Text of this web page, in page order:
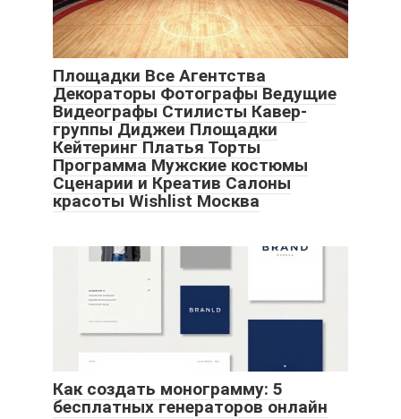
Площадки Все Агентства
Декораторы Фотографы Ведущие
Видеографы Стилисты Кавер-
группы Диджеи Площадки
Кейтеринг Платья Торты
Программа Мужские костюмы
Сценарии и Креатив Салоны
красоты Wishlist Москва
Как создать монограмму: 5
бесплатных генераторов онлайн